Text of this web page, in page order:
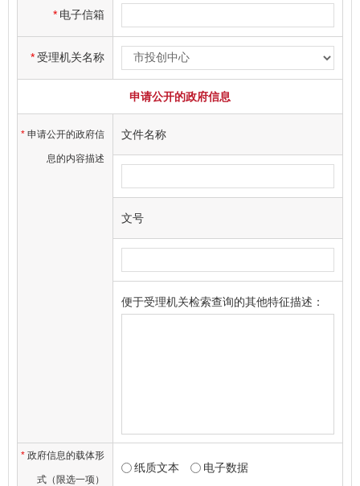
* 电子信箱
*受理机关名称
申请公开的政府信息
* 申请公开的政府信
息的内容描述
文件名称
文号
便于受理机关检索查询的其他特征描述：
* 政府信息的载体形
式（限选一项）
纸质文本 电子数据